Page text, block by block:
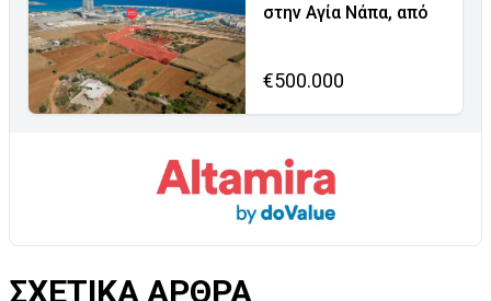
στην Αγία Νάπα, από
€500.000
ΣΧΕΤΙΚΑ ΑΡΘΡΑ